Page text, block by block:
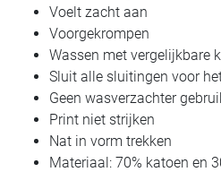
Voelt zacht aan
Voorgekrompen
Wassen met vergelijkbare
Sluit alle sluitingen voor
Geen wasverzachter
Print niet strijken
Nat in vorm trekken
Materiaal: 70% katoen en